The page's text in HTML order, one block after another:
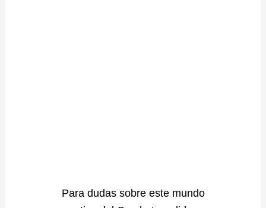
Para dudas sobre este mundo